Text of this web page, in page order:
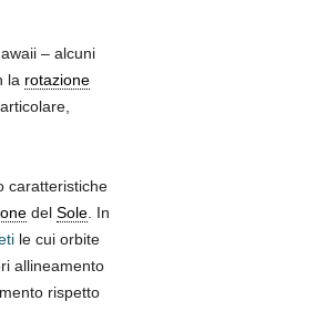
– alcuni
la rotazione
caratteristiche
del Sole. In
le cui orbite
allineamento
rispetto